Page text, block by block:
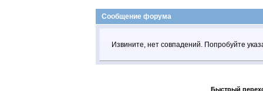
Сообщение форума
Извините, нет совпадений. Попробуйте
Быстрый